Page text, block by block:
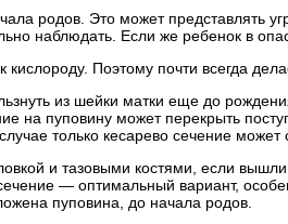
родов. Это может представлять
наблюдать. Если же ребенок в
Поэтому почти всегда
из шейки матки еще до
на пуповину может перекрыть
только кесарево сечение может
и тазовыми костями, если
— оптимальный вариант,
пуповина, до начала родов.